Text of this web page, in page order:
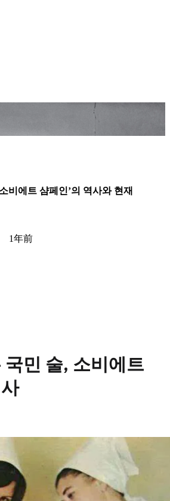
비에트 샴페인’의 역사와 현재
1年前
민 술, 소비에트